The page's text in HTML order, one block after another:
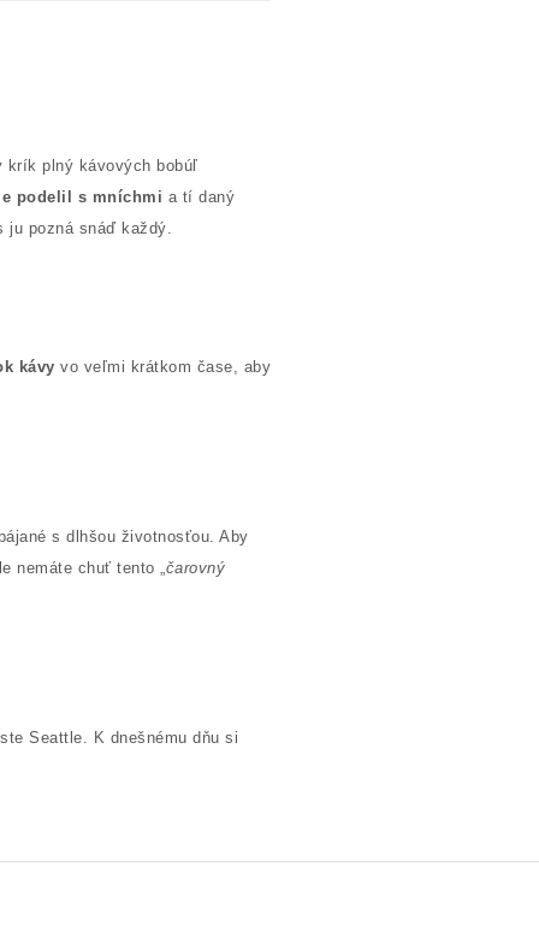
plný kávových bobúľ
podelil s mníchmi a tí daný
ju pozná snáď každý.
kávy vo veľmi krátkom čase, aby
s dlhšou životnosťou. Aby
nemáte chuť tento „čarovný
Seattle. K dnešnému dňu si